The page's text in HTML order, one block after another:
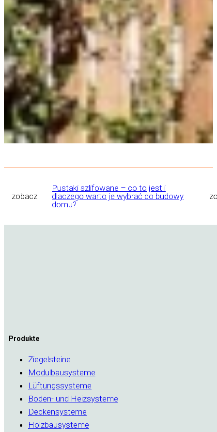
zobacz
Pustaki szlifowane – co to jest i
dlaczego warto je wybrać do budowy
domu?
Produkte
Ziegelsteine
Modulbausysteme
Lüftungssysteme
Boden- und Heizsysteme
Deckensysteme
Holzbausysteme